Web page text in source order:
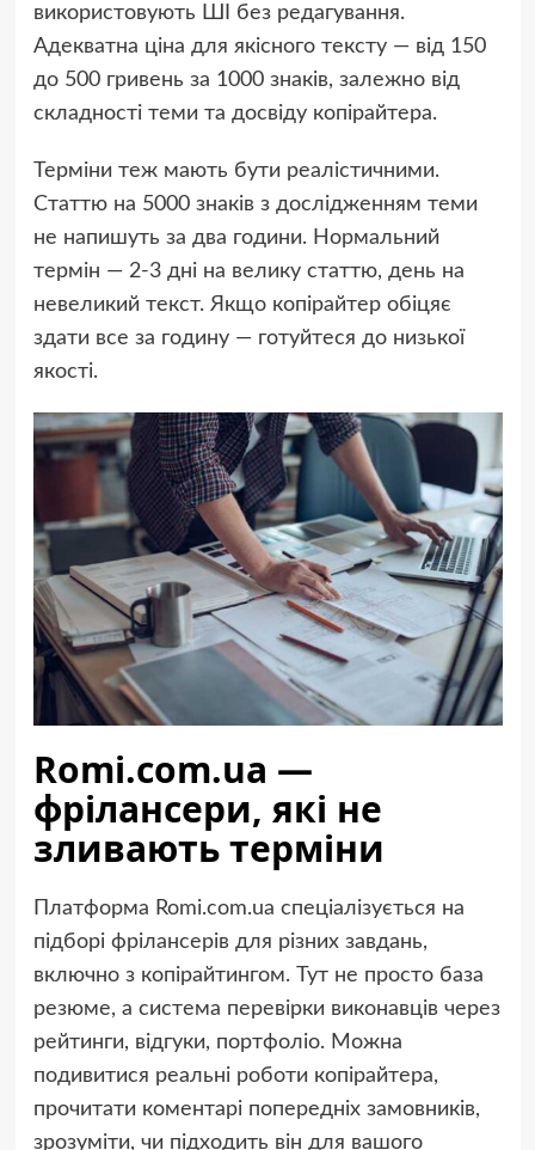
використовують ШІ без редагування.
Адекватна ціна для якісного тексту — від 150
до 500 гривень за 1000 знаків, залежно від
складності теми та досвіду копірайтера.
Терміни теж мають бути реалістичними.
Статтю на 5000 знаків з дослідженням теми
не напишуть за два години. Нормальний
термін — 2-3 дні на велику статтю, день на
невеликий текст. Якщо копірайтер обіцяє
здати все за годину — готуйтеся до низької
якості.
Romi.com.ua —
фрілансери, які не
зливають терміни
Платформа Romi.com.ua спеціалізується на
підборі фрілансерів для різних завдань,
включно з копірайтингом. Тут не просто база
резюме, а система перевірки виконавців через
рейтинги, відгуки, портфоліо. Можна
подивитися реальні роботи копірайтера,
прочитати коментарі попередніх замовників,
зрозуміти, чи підходить він для вашого